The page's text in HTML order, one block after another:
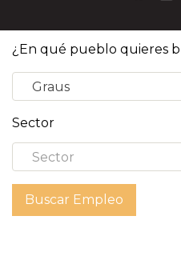
¿En qué pueblo quieres
Graus
Sector
Sector